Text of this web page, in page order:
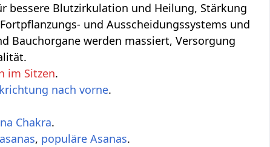
bessere Blutzirkulation und Heilung, Stärkung
und Ausscheidungssystems und
Bauchorgane werden massiert, Versorgung
im Sitzen.
nach vorne.
Chakra.
, populäre Asanas.